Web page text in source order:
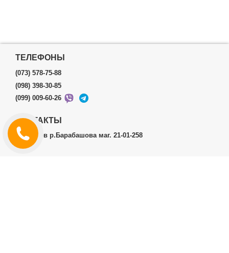
ТЕЛЕФОНЫ
(073) 578-75-88
(098) 398-30-85
(099) 009-60-26
КОНТАКТЫ
г.Харьков р.Барабашова маг. 21-01-258